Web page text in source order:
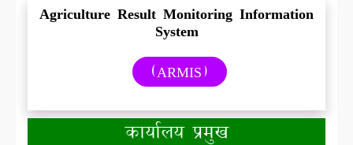
Agriculture Result Monitoring Information
System
(ARMIS)
कार्यालय प्रमुख